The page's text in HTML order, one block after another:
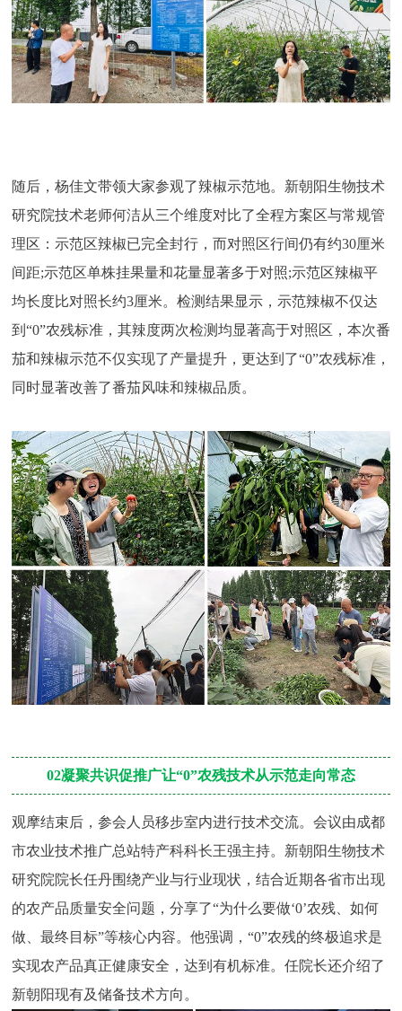
随后，杨佳文带领大家参观了辣椒示范地。新朝阳生物技术
研究院技术老师何洁从三个维度对比了全程方案区与常规管
理区：示范区辣椒已完全封行，而对照区行间仍有约30厘米
间距;示范区单株挂果量和花量显著多于对照;示范区辣椒平
均长度比对照长约3厘米。检测结果显示，示范辣椒不仅达
到“0”农残标准，其辣度两次检测均显著高于对照区，本次番
茄和辣椒示范不仅实现了产量提升，更达到了“0”农残标准，
同时显著改善了番茄风味和辣椒品质。
02凝聚共识促推广让“0”农残技术从示范走向常态
观摩结束后，参会人员移步室内进行技术交流。会议由成都
市农业技术推广总站特产科科长王强主持。新朝阳生物技术
研究院院长任丹围绕产业与行业现状，结合近期各省市出现
的农产品质量安全问题，分享了“为什么要做‘0’农残、如何
做、最终目标”等核心内容。他强调，“0”农残的终极追求是
实现农产品真正健康安全，达到有机标准。任院长还介绍了
新朝阳现有及储备技术方向。